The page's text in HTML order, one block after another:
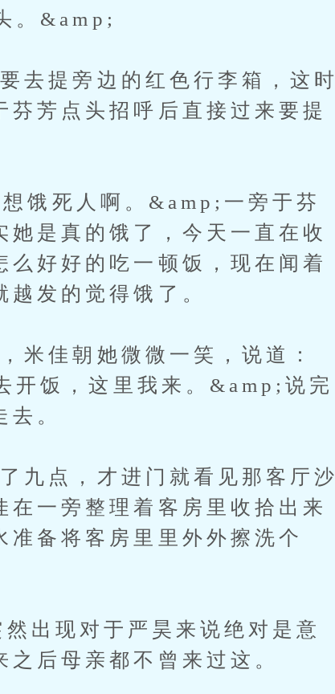
。&amp;
提旁边的红色行李箱，这时
芳点头招呼后直接过来要提
饿死人啊。&amp;一旁于芬
是真的饿了，今天一直在收
好好的吃一顿饭，现在闻着
发的觉得饿了。
佳朝她微微一笑，说道：
开饭，这里我来。&amp;说完
。
点，才进门就看见那客厅沙
一旁整理着客房里收拾出来
备将客房里里外外擦洗个
现对于严昊来说绝对是意
后母亲都不曾来过这。